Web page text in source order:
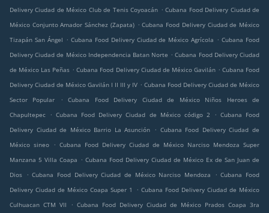
Delivery Ciudad de México Club de Tenis Coyoacán . Cubana Food Delivery Ciudad de
México Conjunto Amador Sánchez (Zapata) . Cubana Food Delivery Ciudad de México
Tizapán San Ángel . Cubana Food Delivery Ciudad de México Agrícola . Cubana Food
Delivery Ciudad de México Independencia Batan Norte . Cubana Food Delivery Ciudad
de México Las Peñas . Cubana Food Delivery Ciudad de México Gavilán . Cubana Food
Delivery Ciudad de México Gavilán I II III y IV . Cubana Food Delivery Ciudad de México
Sector Popular
.
Cubana Food Delivery Ciudad de México Niños Heroes de
Chapultepec
. Cubana Food Delivery Ciudad de México código 2 . Cubana Food
Delivery Ciudad de México Barrio La Asunción
. Cubana Food Delivery Ciudad de
México sineo
. Cubana Food Delivery Ciudad de México Narciso Mendoza Super
Manzana 5 Villa Coapa . Cubana Food Delivery Ciudad de México Ex de San Juan de
Dios
. Cubana Food Delivery Ciudad de México Narciso Mendoza . Cubana Food
Delivery Ciudad de México Coapa Super 1
. Cubana Food Delivery Ciudad de México
Culhuacan CTM VII
. Cubana Food Delivery Ciudad de México Prados Coapa 3ra